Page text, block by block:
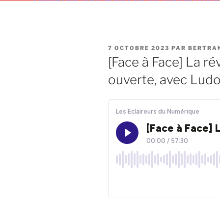
PUBLIÉ
LE
7 OCTOBRE 2023 PAR
[Face à Face] La
ouverte, avec